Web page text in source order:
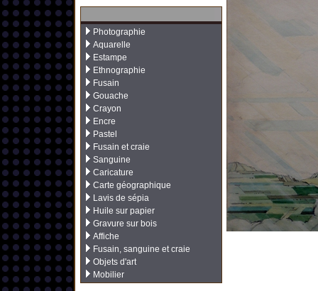
Photographie
Aquarelle
Estampe
Ethnographie
Fusain
Gouache
Crayon
Encre
Pastel
Fusain et craie
Sanguine
Caricature
Carte géographique
Lavis de sépia
Huile sur papier
Gravure sur bois
Affiche
Fusain, sanguine et craie
Objets d'art
Mobilier